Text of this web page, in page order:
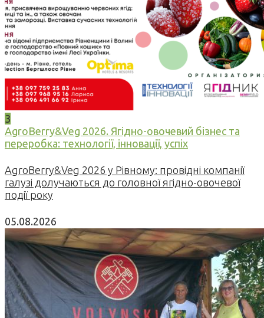
3
AgroBerry&Veg 2026. Ягідно-овочевий бізнес та
переробка: технології, інновації, успіх
AgroBerry&Veg 2026 у Рівному: провідні компанії
галузі долучаються до головної ягідно-овочевої
події року
05.08.2026